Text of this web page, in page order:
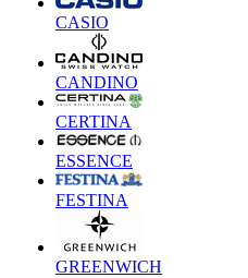
CASIO
CANDINO
CERTINA
ESSENCE
FESTINA
GREENWICH